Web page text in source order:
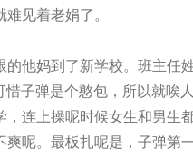
见着老娟了。
到了新学校。班主任姓
惜子弹是个憨包，所以就唉
操呢时候女生和男生都
爽呢。最板扎呢是，子弹第